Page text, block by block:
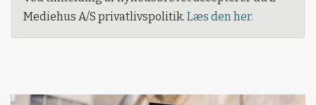
Mediehus A/S privatlivspolitik. Læs den her.